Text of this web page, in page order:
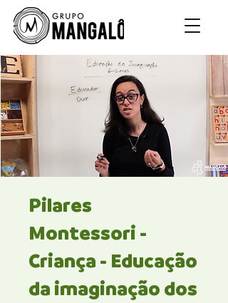
Pilares
Montessori -
Criança - Educação
da imaginação dos